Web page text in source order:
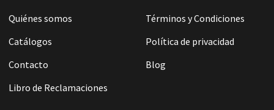
Quiénes somos
Catálogos
Contacto
Libro de Reclamaciones
Términos y Condiciones
Política de privacidad
Blog